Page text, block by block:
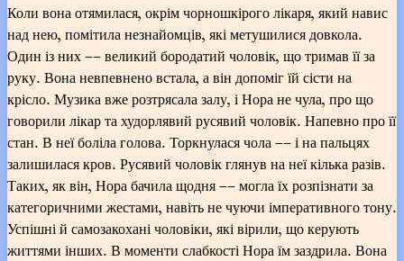
Коли вона отямилася, окрім чорношкірого лікаря, який навис
над нею, помітила незнайомців, які метушилися довкола.
Один із них –– великий бородатий чоловік, що тримав її за
руку. Вона невпевнено встала, а він допоміг їй сісти на
крісло. Музика вже розтрясала залу, і Нора не чула, про що
говорили лікар та худорлявий русявий чоловік. Напевно про її
стан. В неї боліла голова. Торкнулася чола –– і на пальцях
залишилася кров. Русявий чоловік глянув на неї кілька разів.
Таких, як він, Нора бачила щодня –– могла їх розпізнати за
категоричними жестами, навіть не чуючи імперативного тону.
Успішні й самозакохані чоловіки, які вірили, що керують
життями інших. В моменти слабкості Нора їм заздрила. Вона